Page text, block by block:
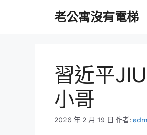
老公寓沒有電梯
習近平
小哥
2026 年 2 月 19 日 作者: